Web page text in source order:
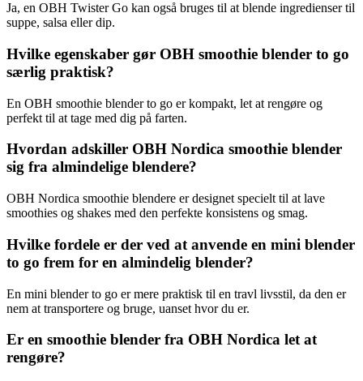
Ja, en OBH Twister Go kan også bruges til at blende ingredienser til
suppe, salsa eller dip.
Hvilke egenskaber gør OBH smoothie blender to go
særlig praktisk?
En OBH smoothie blender to go er kompakt, let at rengøre og
perfekt til at tage med dig på farten.
Hvordan adskiller OBH Nordica smoothie blender
sig fra almindelige blendere?
OBH Nordica smoothie blendere er designet specielt til at lave
smoothies og shakes med den perfekte konsistens og smag.
Hvilke fordele er der ved at anvende en mini blender
to go frem for en almindelig blender?
En mini blender to go er mere praktisk til en travl livsstil, da den er
nem at transportere og bruge, uanset hvor du er.
Er en smoothie blender fra OBH Nordica let at
rengøre?